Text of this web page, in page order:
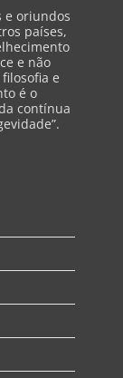
e oriundos
países,
e não
e
é o
contínua